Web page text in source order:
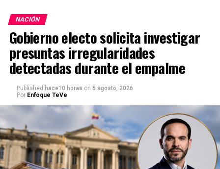
NACIÓN
Gobierno electo solicita investigar
presuntas irregularidades
detectadas durante el empalme
Published hace10 horas on 5 agosto, 2026
Por Enfoque TeVe